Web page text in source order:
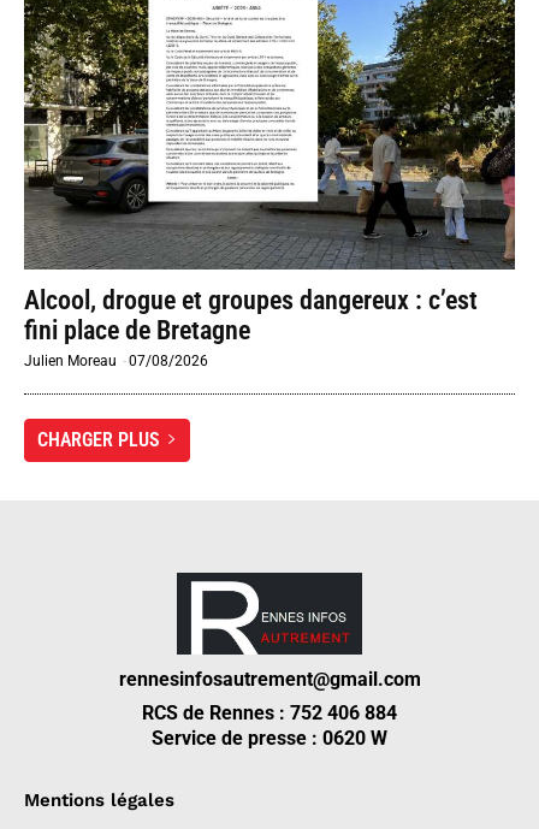
Alcool, drogue et groupes dangereux : c’est
fini place de Bretagne
Julien Moreau -07/08/2026
CHARGER PLUS
rennesinfosautrement@gmail.com
RCS de Rennes : 752 406 884
Service de presse : 0620 W
Mentions légales